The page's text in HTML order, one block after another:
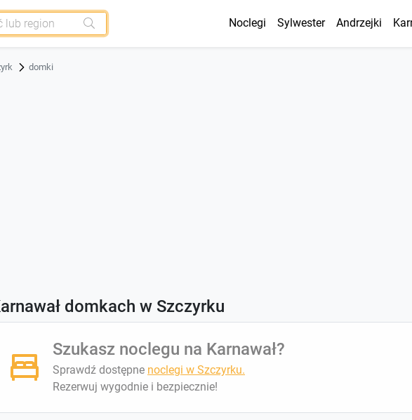
Noclegi Sylwester Andrzejki
domki
domkach w Szczyrku
Szukasz noclegu na Karnawał?
Sprawdź dostępne noclegi w Szczyrku.
Rezerwuj wygodnie i bezpiecznie!